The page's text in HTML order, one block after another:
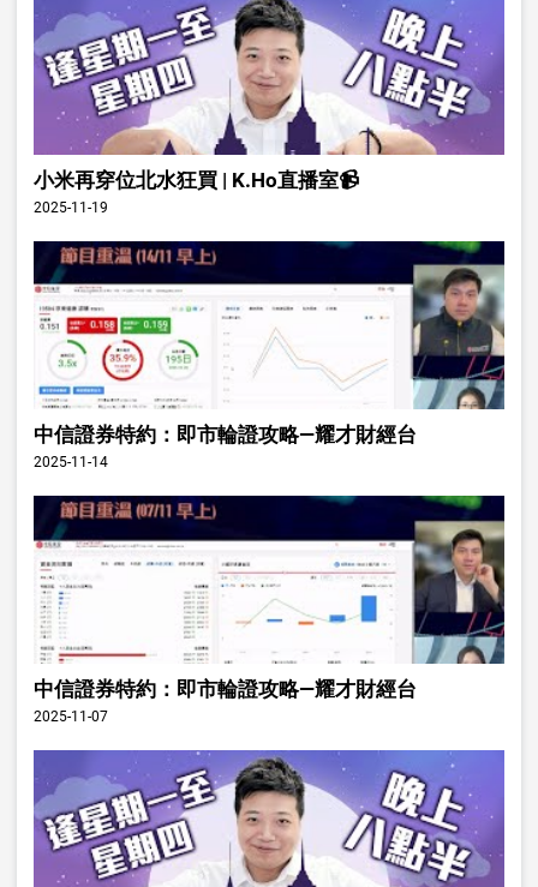
小米再穿位北水狂買 | K.Ho直播室📹
2025-11-19
中信證券特約：即市輪證攻略—耀才財經台
2025-11-14
中信證券特約：即市輪證攻略—耀才財經台
2025-11-07